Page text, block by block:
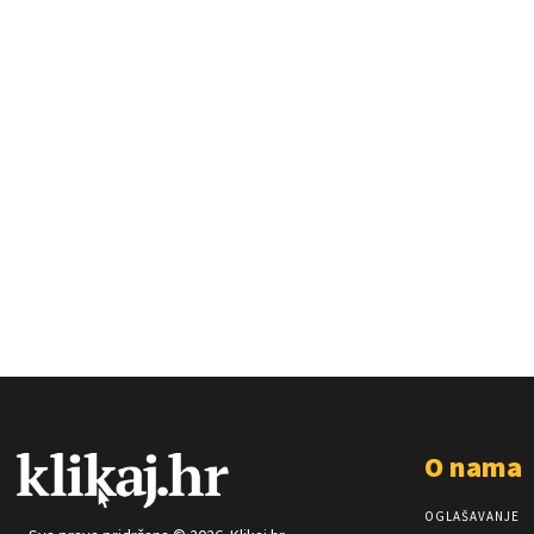
O nama
OGLAŠAVANJE